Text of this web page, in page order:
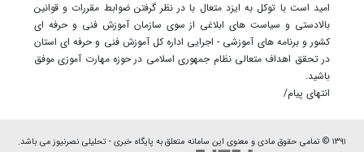
امید است با توکل به ایزد متعال با در نظر گرفتن ضوابط مقررات و قوانین
بالادستی و سیاست های ابلاغی از سوی سازمان آموزش فنی و حرفه ای
کشور و برنامه های آموزشی - اجرایی اداره کل آموزش فنی و حرفه ای استان
در تحقق اهداف متعالی نظام جمهوری اسلامی در حوزه مهارت آموزی موفق
باشید.
انتهای پیام/
۱۳۹۱ © تمامی حقوق مادی و معنوی این سامانه متعلق به پایگاه خبری - تحلیلی نصرنیوز می باشد.